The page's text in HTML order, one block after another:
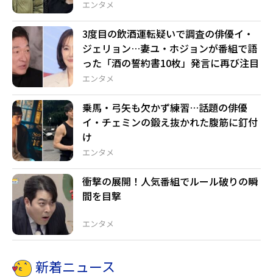
エンタメ
エンタメ
3度目の飲酒運転疑いで調査の俳優イ・
ジェリョン…妻ユ・ホジョンが番組で語
った「酒の誓約書10枚」発言に再び注目
エンタメ
乗馬・弓矢も欠かず練習…話題の俳優
イ・チェミンの鍛え抜かれた腹筋に釘付
け
エンタメ
衝撃の展開！人気番組でルール破りの瞬
間を目撃
新着ニュース